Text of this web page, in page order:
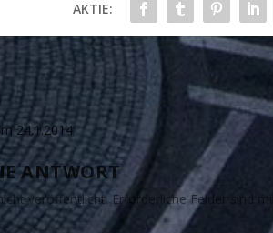
AKTIE:
24.1.2014
ANTWORT
veröffentlicht. Erforderliche Felder sind mit